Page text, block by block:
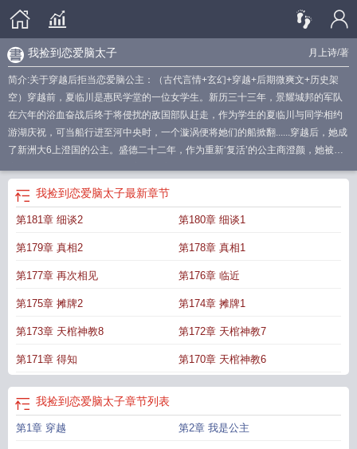
月上诗/著
我捡到恋爱脑太子
简介:关于穿越后拒当恋爱脑公主：（古代言情+玄幻+穿越+后期微爽文+历史架
空）穿越前，夏临川是惠民学堂的一位女学生。新历三十三年，景耀城邦的军队
在六年的浴血奋战后终于将侵扰的敌国部队赶走，作为学生的夏临川与同学相约
游湖庆祝，可当船行进至河中央时，一个漩涡便将她们的船掀翻......穿越后，她成
了新洲大6上澄国的公主。盛德二十二年，作为重新‘复活’的公主商澄颜，她被秘
洲大6最强盛的国家，今朝，决定讨伐澄国。而今朝现在位且威名在外的荣王，便
是商澄颜的夫君。她以为是她的痴心才让今原荣对她百般纵容，没想到从头到尾
都是算计。最终，含恨而死。既然她夏临川要再以商澄颜的身份活一次，那她决
人。”
我捡到恋爱脑太子 穿越后金丝雀恋爱脑结局穿越后我捡到恋爱脑太子
我捡到恋爱脑太子最新章节
第181章 细谈2 第180章 细谈1
第179章 真相2 第178章 真相1
第177章 再次相见 第176章 临近
第175章 摊牌2 第174章 摊牌1
第173章 天棺神教8 第172章 天棺神教7
第171章 得知 第170章 天棺神教6
我捡到恋爱脑太子章节列表
第1章 穿越 第2章 我是公主